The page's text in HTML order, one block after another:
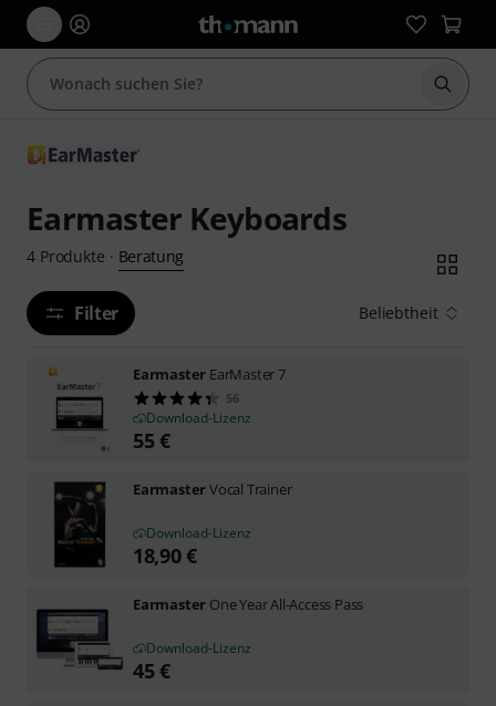
Suche
Earmaster Keyboards
4 Produkte · Beratung
Filter Beliebtheit
Earmaster EarMaster 7
56
Download-Lizenz
55€
EarmasterVocal Trainer
Download-Lizenz
18,90€
Earmaster One Year All-Access Pass
Download-Lizenz
45€